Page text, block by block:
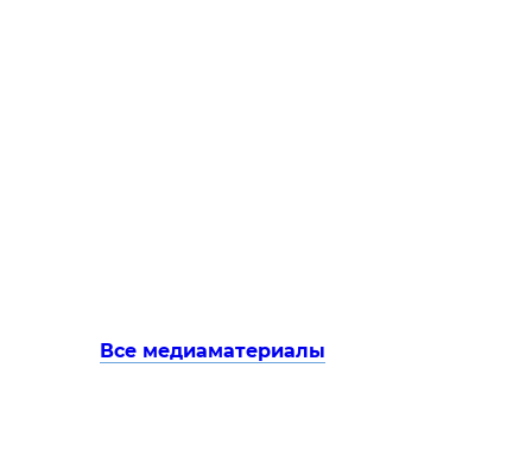
Все медиаматериалы